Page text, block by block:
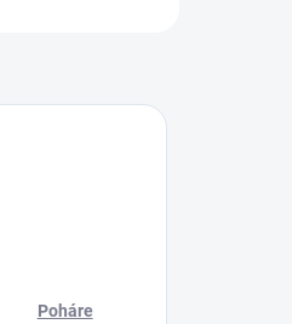
Poháre